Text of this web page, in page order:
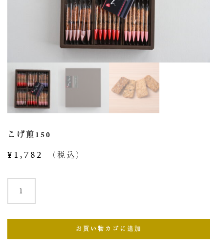
こげ煎150
¥1,782 （税込）
個
お買い物カゴに追加